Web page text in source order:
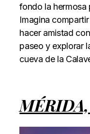
fondo la hermosa
Imagina
hacer amistad
paseo y explorar
cueva de la